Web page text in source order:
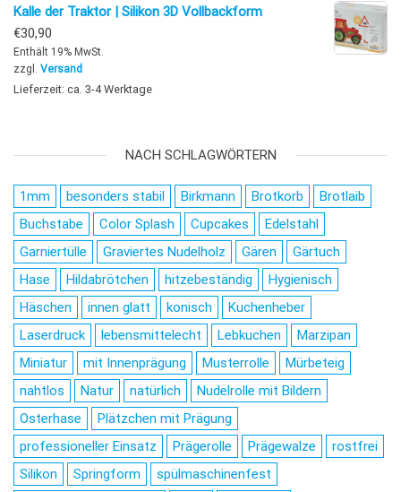
Kalle der Traktor | Silikon 3D Vollbackform
€30,90
Enthält 19% MwSt.
zzgl. Versand
Lieferzeit: ca. 3-4 Werktage
NACH SCHLAGWÖRTERN
1mm besonders stabil Birkmann Brotkorb
Brotlaib
Buchstabe
Color Splash Cupcakes
Edelstahl
Garniertülle
Graviertes Nudelholz Gären
Gärtuch
Hase
Hildabrötchen hitzebeständig
Hygienisch
Häschen
innen glatt konisch
Kuchenheber
Laserdruck
lebensmittelecht Lebkuchen
Marzipan
Miniatur
mit Innenprägung Musterrolle
Mürbeteig
nahtlos
Natur natürlich
Nudelrolle mit Bildern
Osterhase
Plätzchen mit Prägung
professioneller Einsatz
Prägerolle Prägewalze
rostfrei
Silikon
Springform
spülmaschinenfest